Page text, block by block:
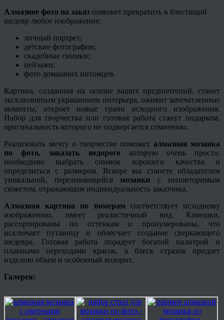
Алмазное фото на заказ поможет превратить в блестящий
шедевр любое изображение:
личный портрет;
детские фотографии;
свадебные снимки;
пейзажи;
фото домашних питомцев.
Картина, созданная на основе ваших предпочтений, станет
эксклюзивным украшением интерьера, оживит запечатленные
моменты, откроет новые грани исходного изображения.
Набор для творчества или готовая работа станут подарком,
оригинальность которого не подвергается сомнению.
Реализовать мечту о творчестве поможет алмазная мозаика
по фото, заказать недорогокоторую очень просто:
необходимо выбрать снимок хорошего качества и
определиться с размером. Вскоре вы станете обладателем
уникальной, переливающейся мозаики с неповторимым
сюжетом, отражающим индивидуальность заказчика.
Алмазная картина по номерам соответствует исходному
изображению, имеет реалистичный вид. Камешки,
рассортированы по оттенкам и пронумерованы, что
исключает путаницу и облегчает создание сверкающего
шедевра. Готовая работа порадует богатой палитрой и
плавными переходами красок, а блеск стразов придает
изделию объем и особенный колорит.
Галерея: